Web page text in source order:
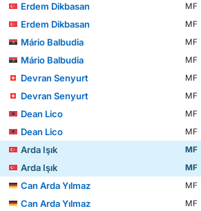
Erdem Dikbasan
MF
Erdem Dikbasan
MF
Mário Balbudia
MF
Mário Balbudia
MF
Devran Senyurt
MF
Devran Senyurt
MF
Dean Lico
MF
Dean Lico
MF
Arda Işık
MF
Arda Işık
MF
Can Arda Yılmaz
MF
Can Arda Yılmaz
MF